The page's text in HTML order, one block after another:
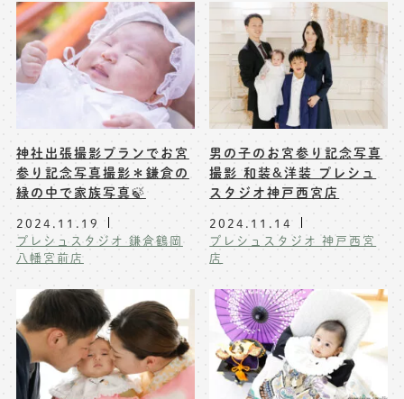
神社出張撮影プランでお宮
参り記念写真撮影＊鎌倉の
緑の中で家族写真🍃
2024.11.19
プレシュスタジオ 鎌倉鶴岡
八幡宮前店
男の子のお宮参り記念写真
撮影 和装&洋装 プレシュ
スタジオ神戸西宮店
2024.11.14
プレシュスタジオ 神戸西宮
店